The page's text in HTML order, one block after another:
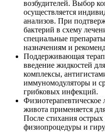
возбудителей. Выбор
осуществляется
анализов. При
бактерий в схему
специальные
назначениям и
Поддерживающая
введение жидкостей
комплексы,
иммуномодуляторы и
грибковых инфекций.
Физиотерапевтическое
живота применяется
После стихания острых
физиопроцедуры и